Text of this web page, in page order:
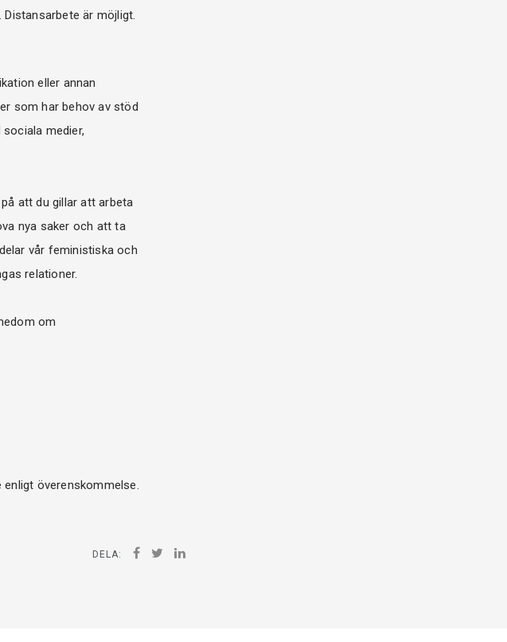
är möjligt.
eller annan
som har behov av stöd
medier,
att du gillar att arbeta
nya saker och att ta
vår feministiska och
relationer.
om
överenskommelse.
DELA: